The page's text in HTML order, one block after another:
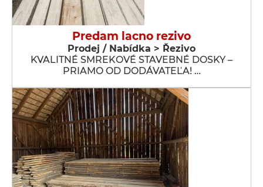
Predam lacno rezivo
Prodej / Nabídka > Řezivo
KVALITNÉ SMREKOVÉ STAVEBNÉ DOSKY –
PRIAMO OD DODÁVATEĽA! …